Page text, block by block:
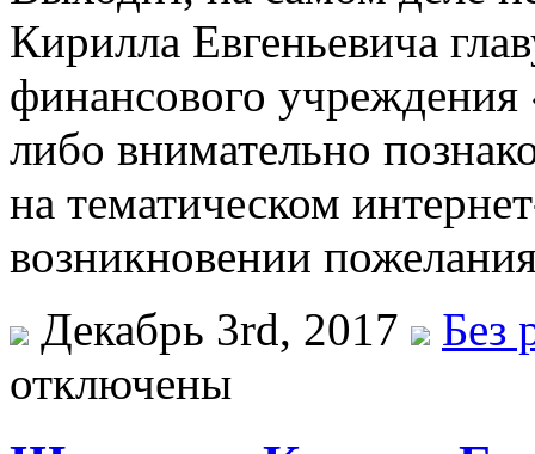
Кирилла Евгеньевича
финансового учреждения
либо внимательно
на тематическом
возникновении
Декабрь 3rd, 2017
Без
отключены